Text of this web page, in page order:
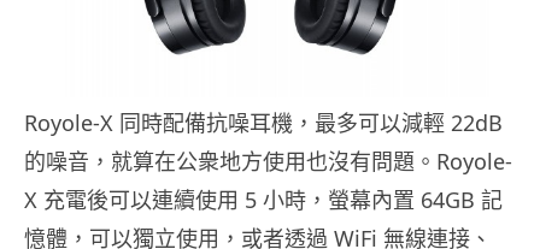
Royole-X 同時配備抗噪耳機，最多可以減輕 22dB
的噪音，就算在公衆地方使用也沒有問題。Royole-
X 充電後可以連續使用 5 小時，螢幕內置 64GB 記
憶體，可以獨立使用，或者透過 WiFi 無線連接、